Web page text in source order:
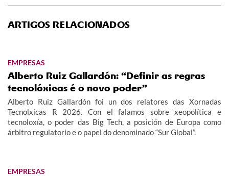
ARTIGOS RELACIONADOS
EMPRESAS
Alberto Ruiz Gallardón: “Definir as regras
tecnolóxicas é o novo poder”
Alberto Ruiz Gallardón foi un dos relatores das Xornadas
Tecnolxicas R 2026. Con el falamos sobre xeopolítica e
tecnoloxía, o poder das Big Tech, a posición de Europa como
árbitro regulatorio e o papel do denominado “Sur Global”.
EMPRESAS